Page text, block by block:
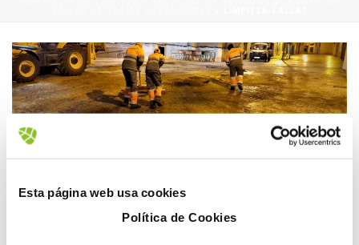
Esta página web usa cookies
Política de Cookies
24 marzo, 2023